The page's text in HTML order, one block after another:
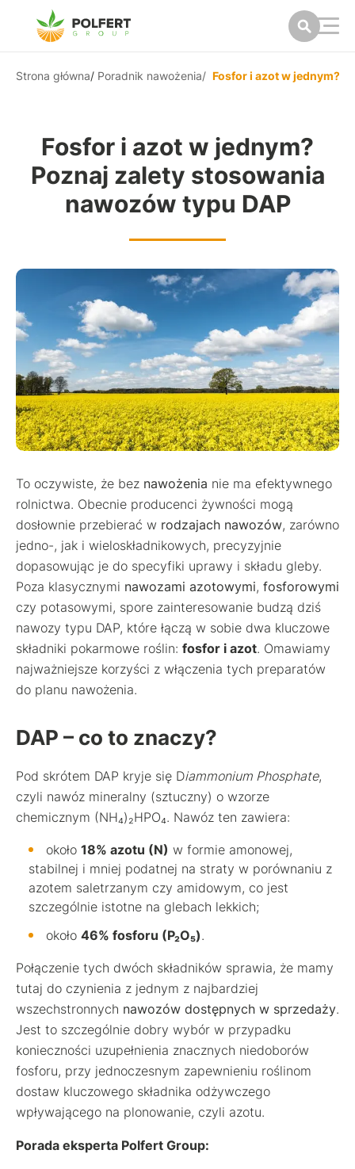
Strona główna/ Poradnik nawożenia/ Fosfor i azot w jednym?
Fosfor i azot w jednym?
Poznaj zalety stosowania
nawozów typu DAP
To oczywiste, że bez nawożenia nie ma efektywnego
rolnictwa. Obecnie producenci żywności mogą
dosłownie przebierać w rodzajach nawozów, zarówno
jedno-, jak i wieloskładnikowych, precyzyjnie
dopasowując je do specyfiki uprawy i składu gleby.
Poza klasycznymi nawozami azotowymi, fosforowymi
czy potasowymi, spore zainteresowanie budzą dziś
nawozy typu DAP, które łączą w sobie dwa kluczowe
składniki pokarmowe roślin: fosfor i azot. Omawiamy
najważniejsze korzyści z włączenia tych preparatów
do planu nawożenia.
DAP – co to znaczy?
Pod skrótem DAP kryje się Diammonium Phosphate,
czyli nawóz mineralny (sztuczny) o wzorze
chemicznym (NH₄)₂HPO₄. Nawóz ten zawiera:
około 18% azotu (N) w formie amonowej,
stabilnej i mniej podatnej na straty w porównaniu z
azotem saletrzanym czy amidowym, co jest
szczególnie istotne na glebach lekkich;
około 46% fosforu (P₂O₅).
Połączenie tych dwóch składników sprawia, że mamy
tutaj do czynienia z jednym z najbardziej
wszechstronnych nawozów dostępnych w sprzedaży.
Jest to szczególnie dobry wybór w przypadku
konieczności uzupełnienia znacznych niedoborów
fosforu, przy jednoczesnym zapewnieniu roślinom
dostaw kluczowego składnika odżywczego
wpływającego na plonowanie, czyli azotu.
Porada eksperta Polfert Group: